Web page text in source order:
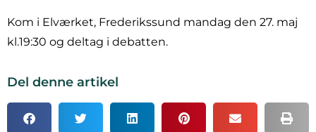
Kom i Elværket, Frederikssund mandag den 27. maj
kl.19:30 og deltag i debatten.
Del denne artikel